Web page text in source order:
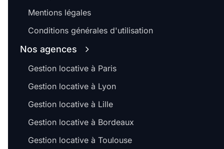
Mentions légales
Conditions générales d'utilisation
Nos agences
Gestion locative à Paris
Gestion locative à Lyon
Gestion locative à Lille
Gestion locative à Bordeaux
Gestion locative à Toulouse